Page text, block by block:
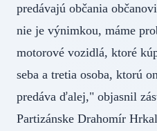
predávajú občania
nie je výnimkou, máme
motorové vozidlá, ktoré
seba a tretia osoba, ktorú
predáva ďalej," objasnil
Partizánske Drahomír